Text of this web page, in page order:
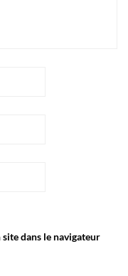
dans le navigateur